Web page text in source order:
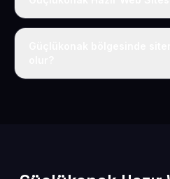
Tek fiyat uygulanır: yıllık 50